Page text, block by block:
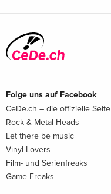
Folge uns auf Facebook
CeDe.ch – die offizielle Seite
Rock & Metal Heads
Let there be music
Vinyl Lovers
Film- und Serienfreaks
Game Freaks